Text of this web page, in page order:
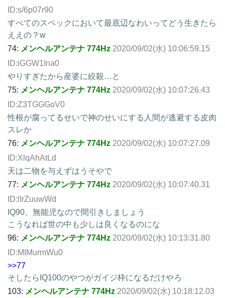
ID:s/6p07r90
すべてのスペックにおいて最底辺なわいってどう生きたら
ええの？w
74: メンヘルアンテナ 774Hz 2020/09/02(水) 10:06:59.15
ID:iGGW1Ina0
やりすぎたから産婆に絞殺…と
75: メンヘルアンテナ 774Hz 2020/09/02(水) 10:07:26.43
ID:Z3TGGGoV0
性根が腐ってるせいで神のせいにする人間が逃避する皮肉
スレか
76: メンヘルアンテナ 774Hz 2020/09/02(水) 10:07:27.09
ID:XlqAhAtLd
天は二物を与えずはうそやで
77: メンヘルアンテナ 774Hz 2020/09/02(水) 10:07:40.31
ID:lIrZuuwWd
IQ90、無能児なので間引きしましょう
こうなれば世の中も少しは良くなるのにな
96: メンヘルアンテナ 774Hz 2020/09/02(水) 10:13:31.80
ID:MIMurmWu0
>>77
そしたらIQ100のやつがガイジ枠になるだけやろ
103: メンヘルアンテナ 774Hz 2020/09/02(水) 10:18:12.03